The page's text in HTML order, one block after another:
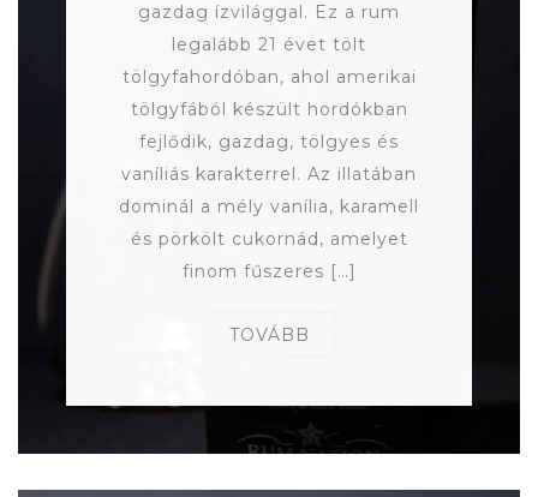
gazdag ízvilággal. Ez a rum
legalább 21 évet tölt
tölgyfahordóban, ahol amerikai
tölgyfából készült hordókban
fejlődik, gazdag, tölgyes és
vaníliás karakterrel. Az illatában
dominál a mély vanília, karamell
és pörkölt cukornád, amelyet
finom fűszeres […]
TOVÁBB